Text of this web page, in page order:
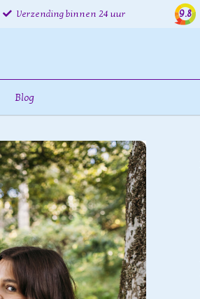
Verzending binnen 24 uur 9.8
Blog